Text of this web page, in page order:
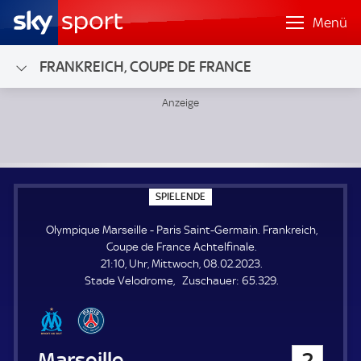
Menü
FRANKREICH, COUPE DE FRANCE
SPIELENDE
P
E
L
E
N
D
E
Olympique Marseille - Paris Saint-Germain. Frankreich,
Coupe de France Achtelfinale.
21:10, Uhr, Mittwoch, 08.02.2023.
Stade Velodrome
Zuschauer: Z
65.329.